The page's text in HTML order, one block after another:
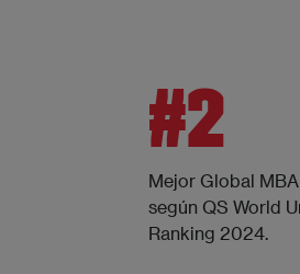
#2
Mejor Global
según QS World
Ranking 2024.